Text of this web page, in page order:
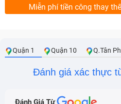
Miễn phí tiền công thay
Quận 1 Quận 10 Q.Tân
Đánh giá xác thực